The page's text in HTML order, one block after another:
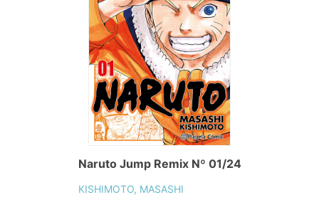
Naruto Jump Remix Nº 01/24
KISHIMOTO, MASASHI